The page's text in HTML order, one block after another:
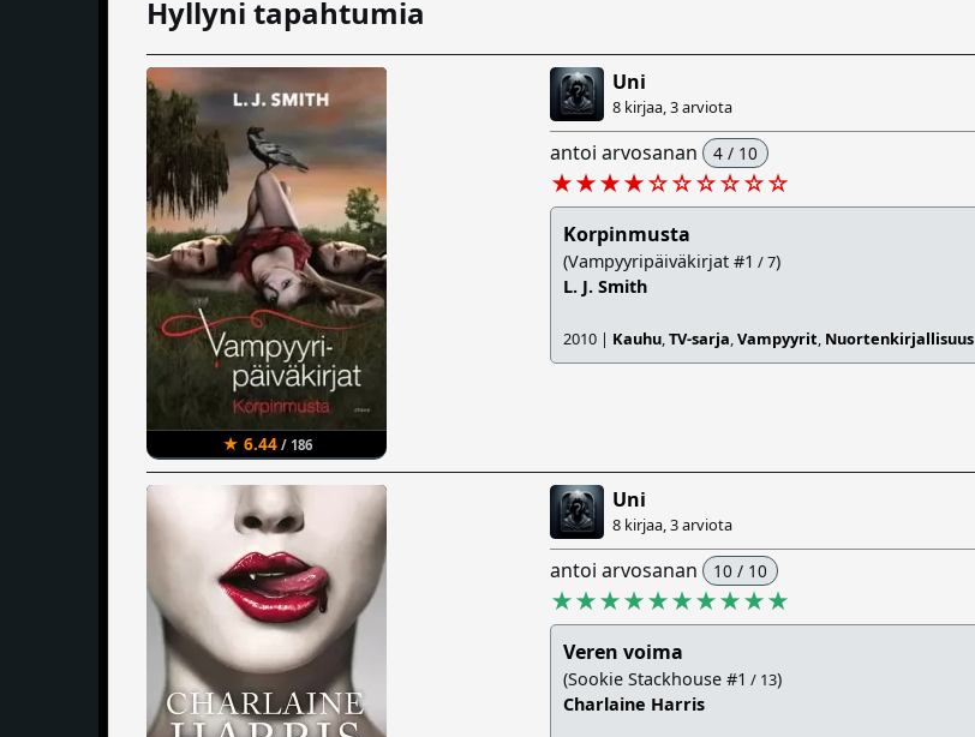
Hyllyni tapahtumia
★ 6.44/ 186
Uni
8 kirjaa, 3 arviota
antoi arvosanan 4 / 10
★★★★☆☆☆☆☆☆
Korpinmusta
(Vampyyripäiväkirjat #1 / 7)
L. J. Smith
2010 | Kauhu,TV-sarja,Vampyyrit, Nuortenkirjallisuus
Uni
8 kirjaa, 3 arviota
antoi arvosanan 10 / 10
★★★★★★★★★★
Veren voima
(Sookie Stackhouse #1 / 13)
Charlaine Harris